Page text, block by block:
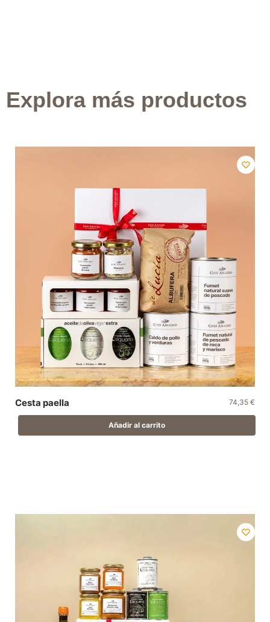
Explora más productos
Cesta paella 74,35 €
Añadir al carrito